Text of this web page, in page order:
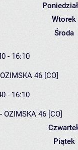
Wtorek
Środa
- 16:10
46 [CO]
- 16:10
46 [CO]
Piątek